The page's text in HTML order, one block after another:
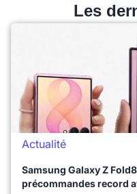
Les
Actualité
Samsung Galaxy Z
précommandes record